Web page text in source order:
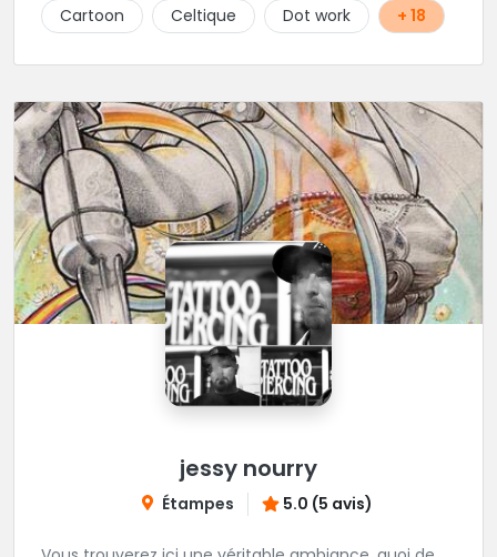
personnalisés et s'épanouissent dans un style
mêlant japonais, cartoon et illustrations. Sur place et
sympathique !
Cartoon
Celtique Dot work + 18
jessy nourry
Étampes 5.0 (5 avis)